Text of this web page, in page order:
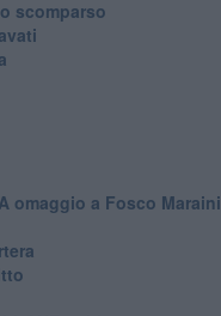
scomparso
omaggio a Fosco Maraini